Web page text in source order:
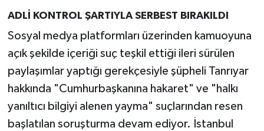
ADLİ KONTROL ŞARTIYLA SERBEST BIRAKILDI
Sosyal medya platformları üzerinden kamuoyuna
açık şekilde içeriği suç teşkil ettiği ileri sürülen
paylaşımlar yaptığı gerekçesiyle şüpheli Tanrıyar
hakkında "Cumhurbaşkanına hakaret" ve "halkı
yanıltıcı bilgiyi alenen yayma" suçlarından resen
başlatılan soruşturma devam ediyor. İstanbul